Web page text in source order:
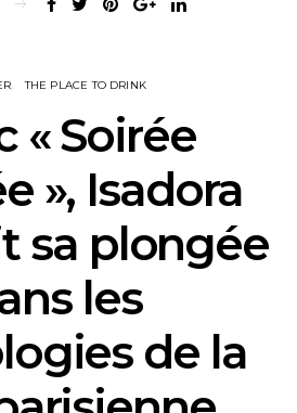
THE PLACE TO DRINK
« Soirée
», Isadora
sa plongée
les
de la